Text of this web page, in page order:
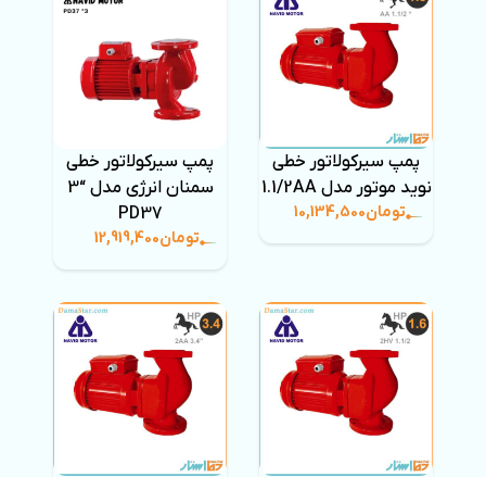
پمپ سیرکولاتور خطی
نوید موتور مدل 1.1/2AA
تومان10,134,500
پمپ سیرکولاتور خطی
سمنان انرژی مدل “3
PD37
تومان12,919,400